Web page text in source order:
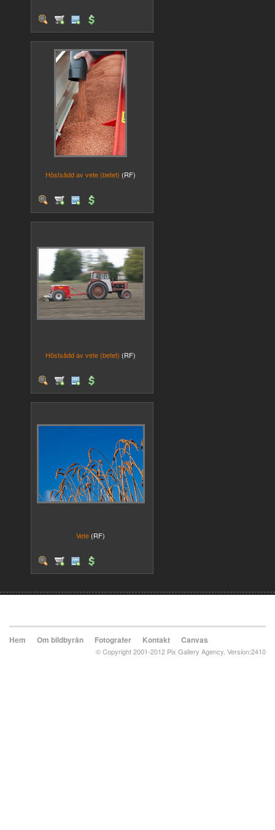
Höstsådd av vete (betet) (RF)
Höstsådd av vete (betet) (RF)
Vete (RF)
Hem Om bildbyrån Fotografer Kontakt Canvas
© Copyright 2001-2012 Pix Gallery Agency. Version:2410